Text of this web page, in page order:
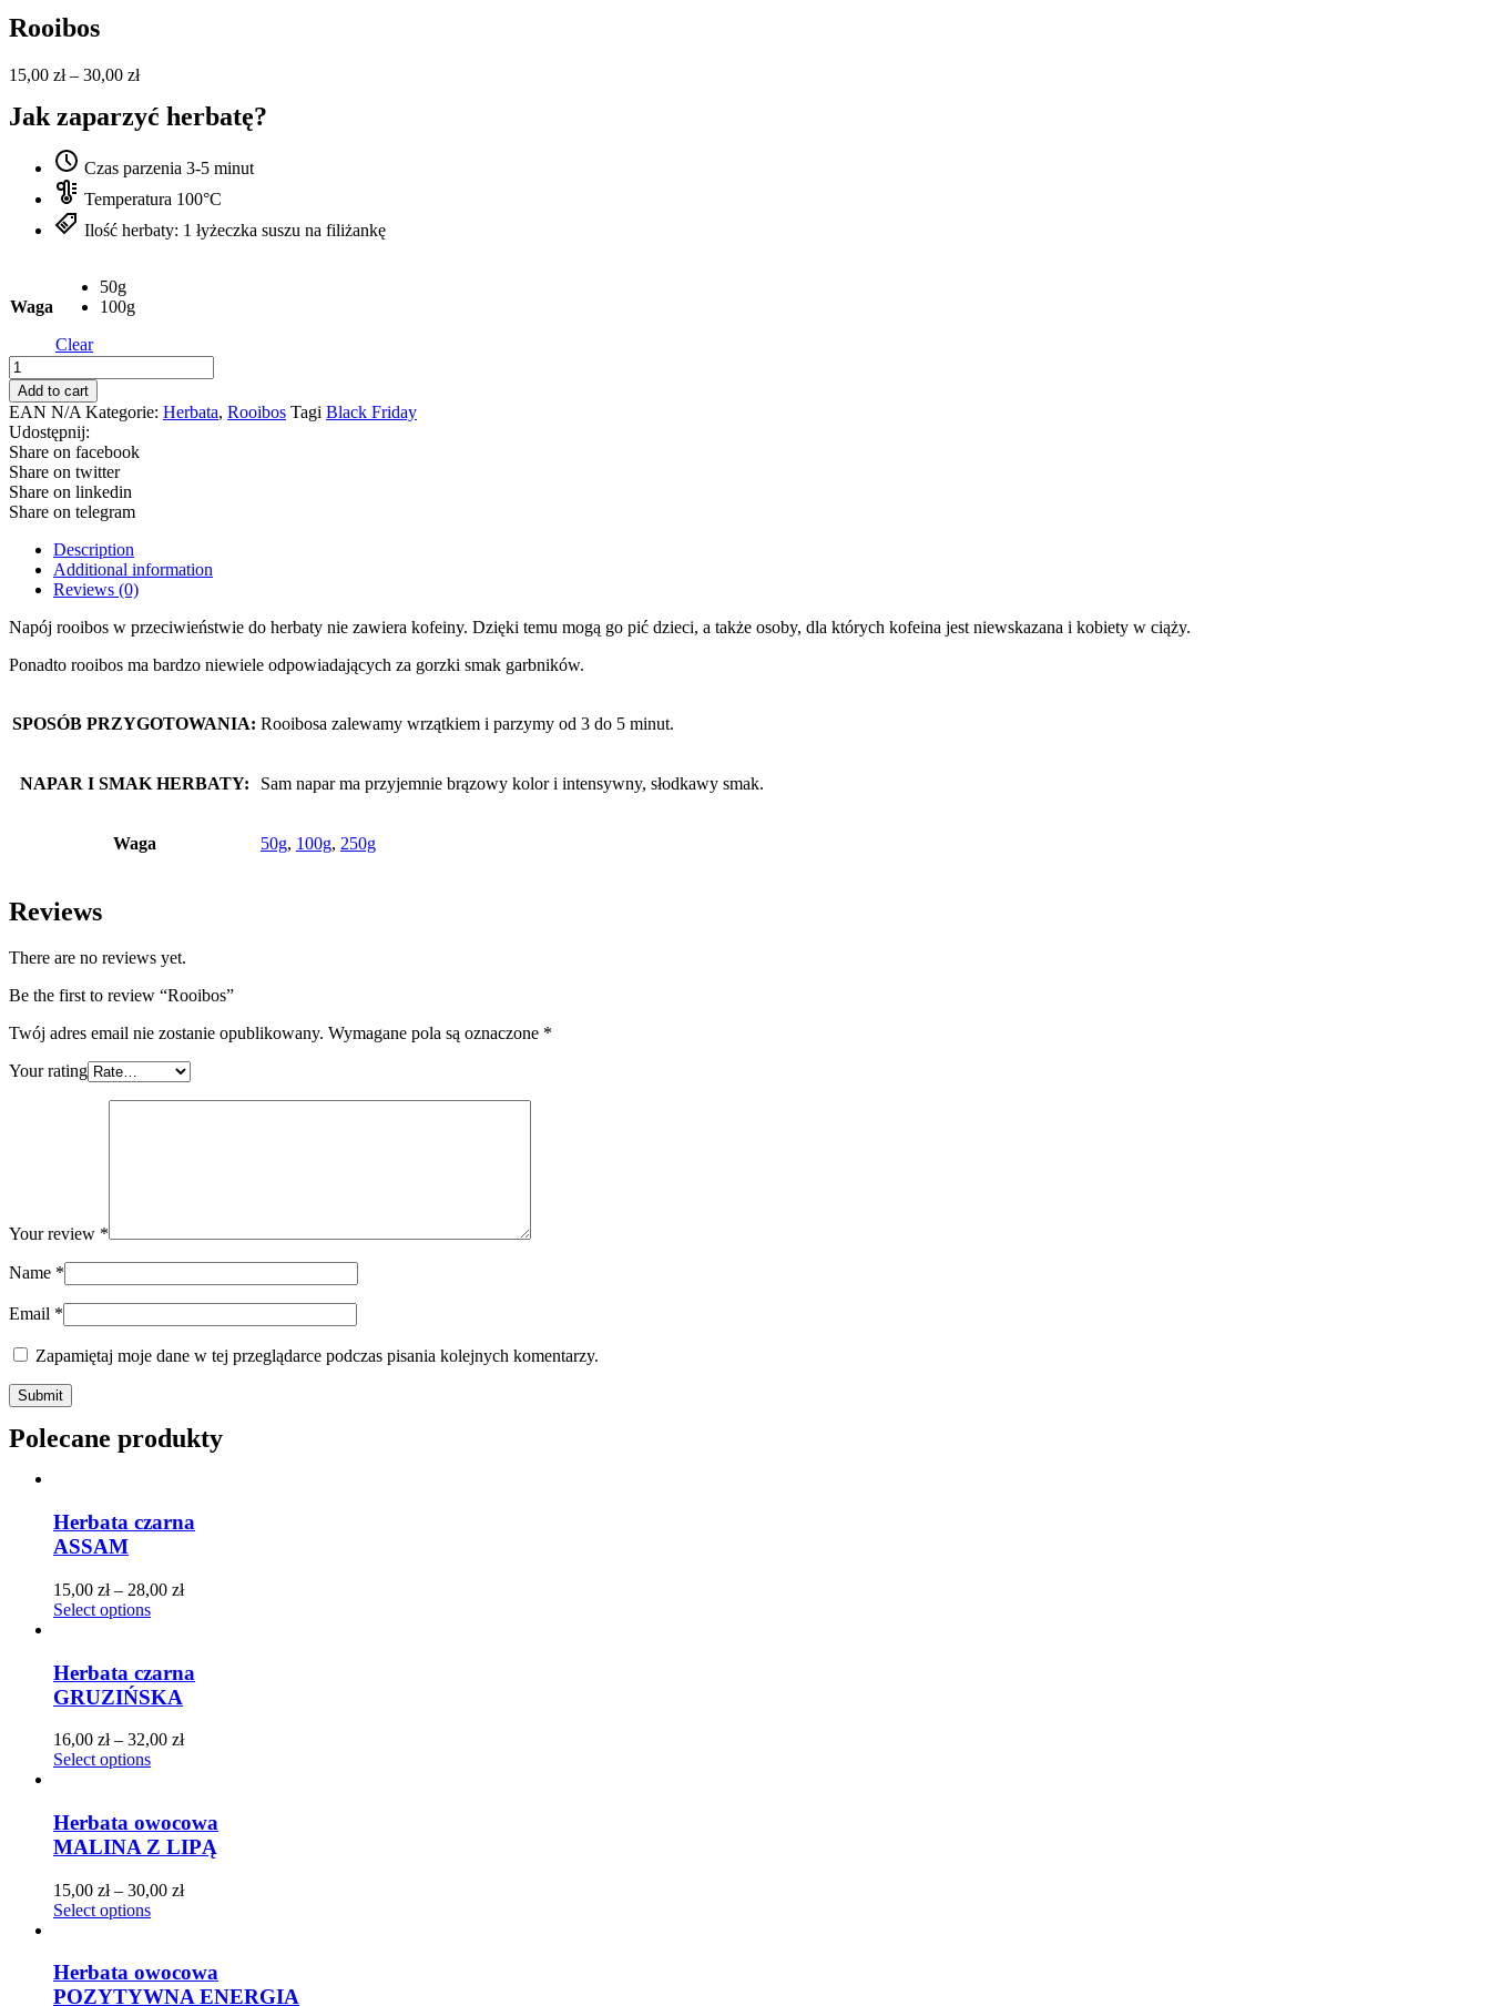
Rooibos
15,00 zł– 30,00 zł
Jak zaparzyć herbatę?
Czas parzenia 3-5 minut
Temperatura 100°C
Ilość herbaty: 1 łyżeczka suszu na filiżankę
Waga
50g
100g
Clear
Rooibos
quantity
Add to cart
EAN N/A Kategorie: Herbata, Rooibos Tagi Black Friday
Udostępnij:
Share on facebook
Share on twitter
Share on linkedin
Share on telegram
Description
Additional information
Reviews (0)
Napój rooibos w przeciwieństwie do herbaty nie zawiera kofeiny. Dzięki temu mogą go pić dzieci, a także osoby, dla których kofeina jest niewskazana i kobiety w ciąży.
Ponadto rooibos ma bardzo niewiele odpowiadających za gorzki smak garbników.
SPOSÓB PRZYGOTOWANIA: Rooibosa zalewamy wrzątkiem i parzymy od 3 do 5 minut.
NAPAR I SMAK HERBATY: Sam napar ma przyjemnie brązowy kolor i intensywny, słodkawy smak.
Waga 50g, 100g, 250g
Reviews
There are no reviews yet.
Be the first to review “Rooibos”
Twój adres email nie zostanie opublikowany. Wymagane pola są oznaczone *
Your rating
Your review *
Name *
Email *
Zapamiętaj moje dane w tej przeglądarce podczas pisania kolejnych komentarzy.
Polecane produkty
Herbata czarna
ASSAM
15,00 zł– 28,00 zł
Select options
Herbata czarna
GRUZIŃSKA
16,00 zł– 32,00 zł
Select options
Herbata owocowa
MALINA Z LIPĄ
15,00 zł– 30,00 zł
Select options
Herbata owocowa
POZYTYWNA ENERGIA